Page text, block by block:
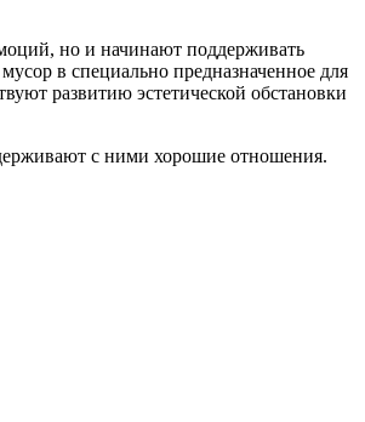
но и начинают поддерживать
в специально предназначенное для
развитию эстетической обстановки
с ними хорошие отношения.